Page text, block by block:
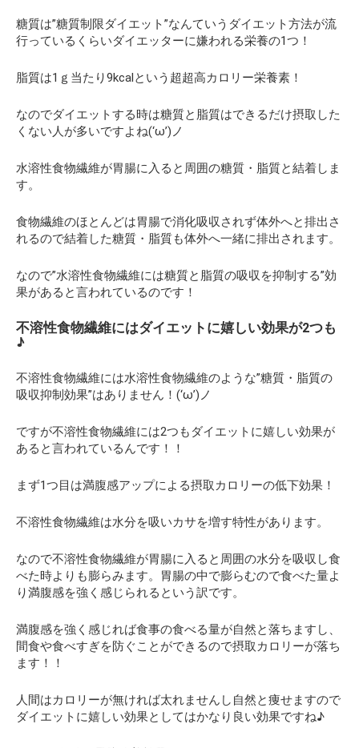
糖質は”糖質制限ダイエット”なんていうダイエット方法が流
行っているくらいダイエッターに嫌われる栄養の1つ！
脂質は1ｇ当たり9kcalという超超高カロリー栄養素！
なのでダイエットする時は糖質と脂質はできるだけ摂取した
くない人が多いですよね(‘ω’)ノ
水溶性食物繊維が胃腸に入ると周囲の糖質・脂質と結着しま
す。
食物繊維のほとんどは胃腸で消化吸収されず体外へと排出さ
れるので結着した糖質・脂質も体外へ一緒に排出されます。
なので”水溶性食物繊維には糖質と脂質の吸収を抑制する”効
果があると言われているのです！
不溶性食物繊維にはダイエットに嬉しい効果が2つも
♪
不溶性食物繊維には水溶性食物繊維のような”糖質・脂質の
吸収抑制効果”はありません！(‘ω’)ノ
ですが不溶性食物繊維には2つもダイエットに嬉しい効果が
あると言われているんです！！
まず1つ目は満腹感アップによる摂取カロリーの低下効果！
不溶性食物繊維は水分を吸いカサを増す特性があります。
なので不溶性食物繊維が胃腸に入ると周囲の水分を吸収し食
べた時よりも膨らみます。胃腸の中で膨らむので食べた量よ
り満腹感を強く感じられるという訳です。
満腹感を強く感じれば食事の食べる量が自然と落ちますし、
間食や食べすぎを防ぐことができるので摂取カロリーが落ち
ます！！
人間はカロリーが無ければ太れませんし自然と痩せますので
ダイエットに嬉しい効果としてはかなり良い効果ですね♪